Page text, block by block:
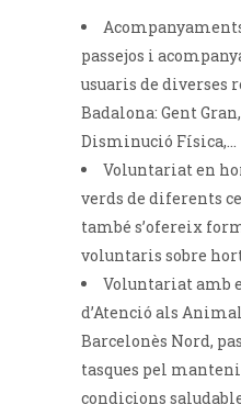
passejos i
usuaris de diverses
Badalona: Gent
Disminució Física,…
Voluntariat en
verds de diferents
també s’ofereix
voluntaris sobre
Voluntariat amb
d’Atenció als
Barcelonès Nord,
tasques pel
condicions